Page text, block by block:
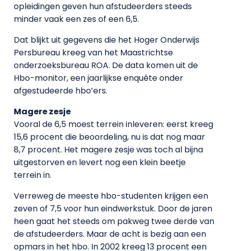
opleidingen geven hun afstudeerders steeds
minder vaak een zes of een 6,5.
Dat blijkt uit gegevens die het Hoger Onderwijs
Persbureau kreeg van het Maastrichtse
onderzoeksbureau ROA. De data komen uit de
Hbo-monitor, een jaarlijkse enquête onder
afgestudeerde hbo’ers.
Magere zesje
Vooral de 6,5 moest terrein inleveren: eerst kreeg
15,6 procent die beoordeling, nu is dat nog maar
8,7 procent. Het magere zesje was toch al bijna
uitgestorven en levert nog een klein beetje
terrein in.
Verreweg de meeste hbo-studenten krijgen een
zeven of 7,5 voor hun eindwerkstuk. Door de jaren
heen gaat het steeds om pakweg twee derde van
de afstudeerders. Maar de acht is bezig aan een
opmars in het hbo. In 2002 kreeg 13 procent een